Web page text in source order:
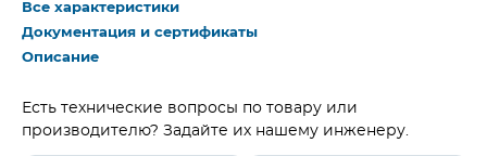
Все характеристики
Документация и сертификаты
Описание
Есть технические вопросы по товару или
производителю? Задайте их нашему инженеру.